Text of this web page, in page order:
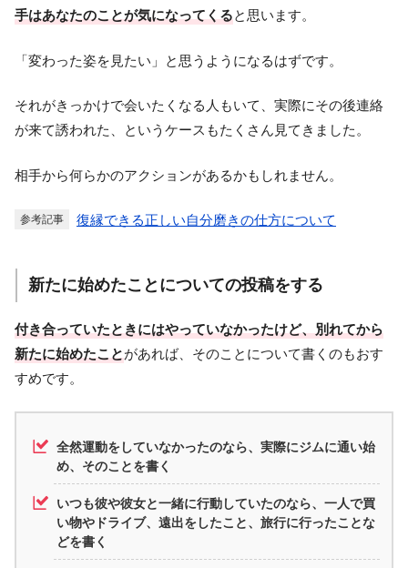
手はあなたのことが気になってくると思います。
「変わった姿を見たい」と思うようになるはずです。
それがきっかけで会いたくなる人もいて、実際にその後連絡
が来て誘われた、というケースもたくさん見てきました。
相手から何らかのアクションがあるかもしれません。
参考記事 復縁できる正しい自分磨きの仕方について
新たに始めたことについての投稿をする
付き合っていたときにはやっていなかったけど、別れてから
新たに始めたことがあれば、そのことについて書くのもおす
すめです。
全然運動をしていなかったのなら、実際にジムに通い始
め、そのことを書く
いつも彼や彼女と一緒に行動していたのなら、一人で買
い物やドライブ、遠出をしたこと、旅行に行ったことな
どを書く